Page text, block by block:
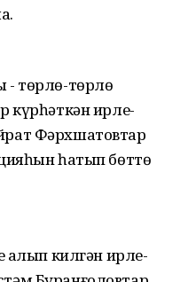
- төрлө-төрлө
күрһәткән ирле-
Фәрхшатовтар
һатып бөттө
алып килгән ирле-